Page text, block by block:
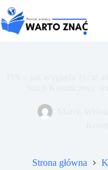
do
treści
Strona główna